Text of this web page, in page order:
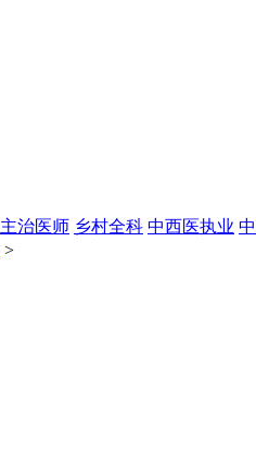
主治医师 乡村全科 中西医执业
>